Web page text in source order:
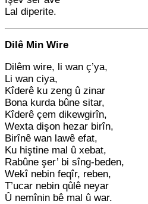
Lal diperite.
Dilê Min Wire
Dilêm wire, li wan ç’ya,
Li wan ciya,
Kîderê ku zeng û zinar
Bona kurda bûne sitar,
Kîderê çem dikewgirîn,
Wexta dişon hezar birîn,
Birînê wan lawê efat,
Ku hiştine mal û xebat,
Rabûne şer’ bi sîng-beden,
Wekî nebin feqîr, reben,
T’ucar nebin qûlê neyar
Û nemînin bê mal û war.